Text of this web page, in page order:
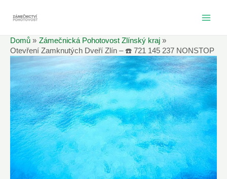
Domů
Zámečnická Pohotovost Zlínský kraj
Otevření Zamknutých Dveří Zlín – ☎️ 721 145 237 NONSTOP